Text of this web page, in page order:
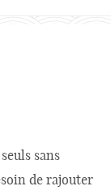
sans
de rajouter